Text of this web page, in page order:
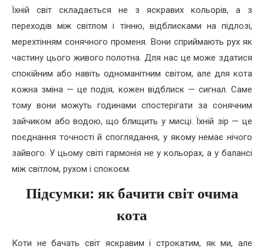
Їхній світ складається не з яскравих кольорів, а з
переходів між світлом і тінню, відблисками на підлозі,
мерехтінням сонячного променя. Вони сприймають рух як
частину цього живого полотна. Для нас це може здатися
спокійним або навіть одноманітним світом, але для кота
кожна зміна — це подія, кожен відблиск — сигнал. Саме
тому вони можуть годинами спостерігати за сонячним
зайчиком або водою, що блищить у мисці. Їхній зір — це
поєднання точності й споглядання, у якому немає нічого
зайвого. У цьому світі гармонія не у кольорах, а у балансі
між світлом, рухом і спокоєм.
Підсумки: як бачити світ очима
кота
Коти не бачать світ яскравим і строкатим, як ми, але